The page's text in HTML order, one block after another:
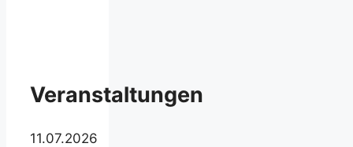
Veranstaltungen
11.07.2026